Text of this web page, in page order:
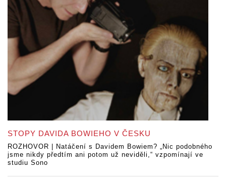
STOPY DAVIDA BOWIEHO V ČESKU
ROZHOVOR | Natáčení s Davidem Bowiem? „Nic podobného
jsme nikdy předtím ani potom už neviděli,“ vzpomínají ve
studiu Sono